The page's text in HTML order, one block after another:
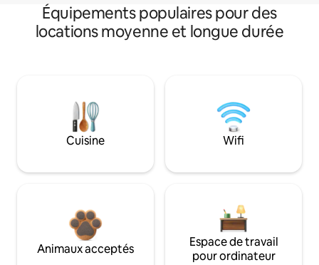
Équipements populaires pour des
locations moyenne et longue durée
Cuisine Wifi
Animaux acceptés
Espace de travail
pour ordinateur